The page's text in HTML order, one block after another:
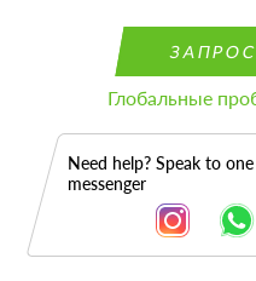
Глобальные
Need help? Speak to
messenger